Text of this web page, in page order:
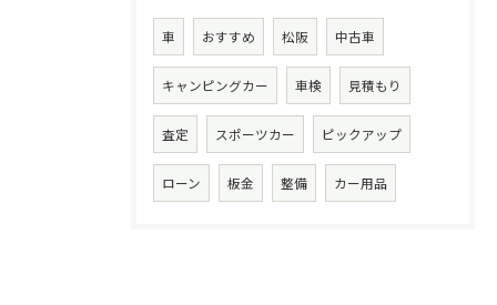
車 おすすめ 松阪 中古車
キャンピングカー 車検 見積もり
査定 スポーツカー ピックアップ
ローン 板金 整備 カー用品